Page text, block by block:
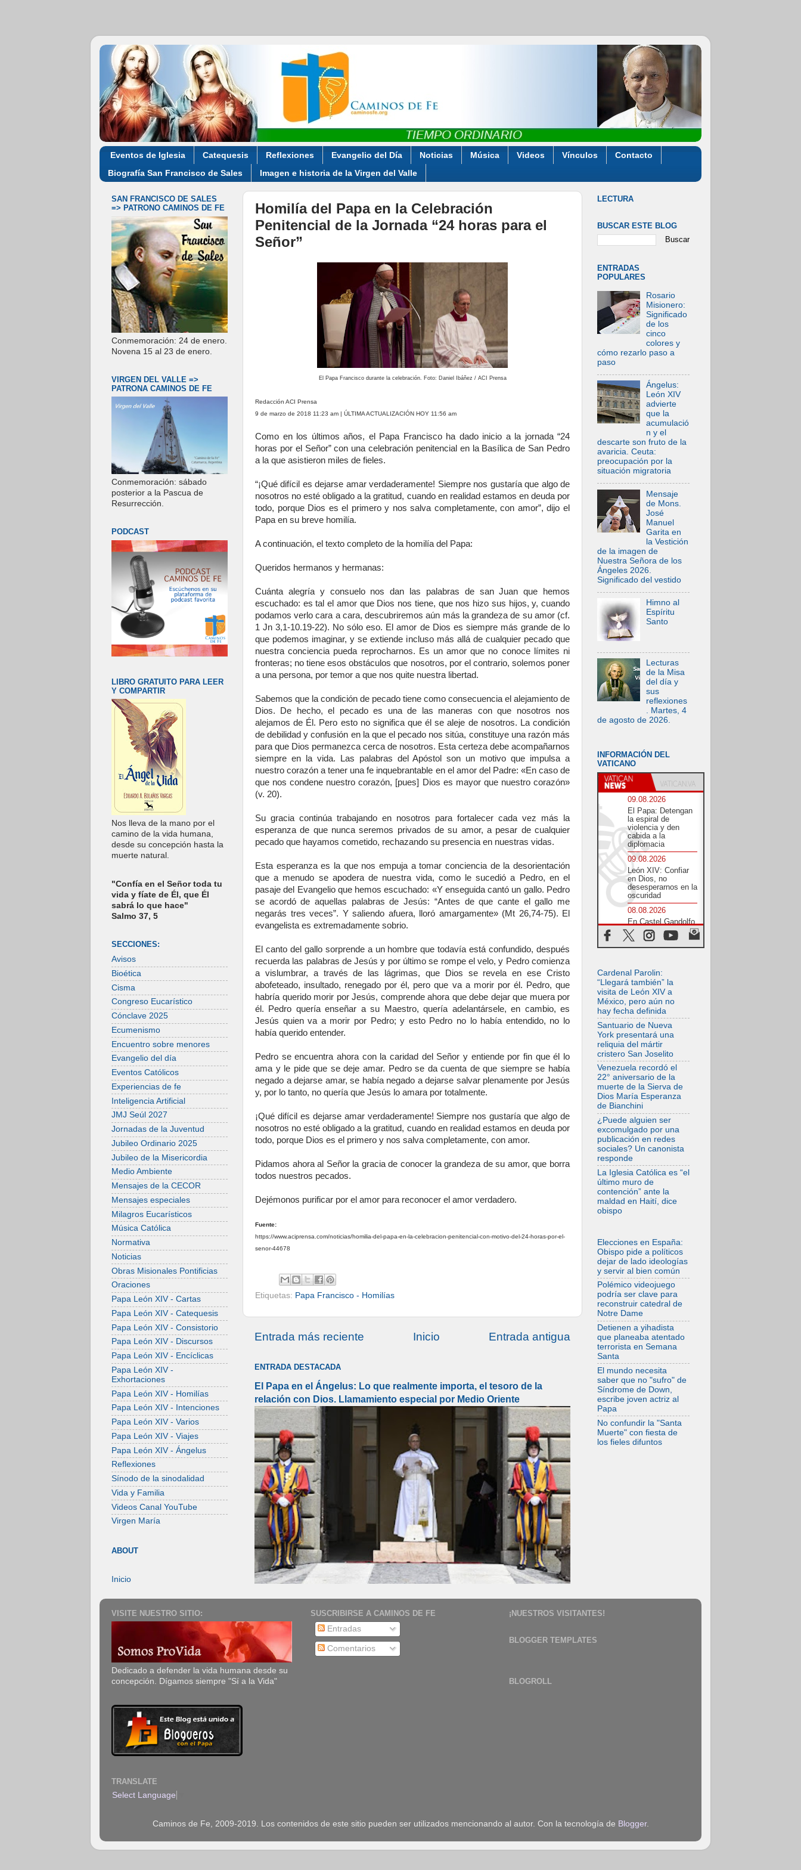
Eventos de Iglesia Catequesis Reflexiones Evangelio del Día Noticias Música Videos Vínculos
Contacto
Biografía San Francisco de Sales
Imagen e historia de la Virgen del Valle
Homilía del Papa en la Celebración
Penitencial de la Jornada “24 horas para el
Señor”
El Papa Francisco durante la celebración. Foto: Daniel Ibáñez / ACI Prensa
Redacción ACI Prensa
9 de marzo de 2018 11:23 am | ÚLTIMA ACTUALIZACIÓN HOY 11:56 am
Como en los últimos años, el Papa Francisco ha dado inicio a la jornada “24
horas por el Señor” con una celebración penitencial en la Basílica de San Pedro
a la que asistieron miles de fieles.
“¡Qué difícil es dejarse amar verdaderamente! Siempre nos gustaría que algo de
nosotros no esté obligado a la gratitud, cuando en realidad estamos en deuda por
todo, porque Dios es el primero y nos salva completamente, con amor”, dijo el
Papa en su breve homilía.
A continuación, el texto completo de la homilía del Papa:
Queridos hermanos y hermanas:
Cuánta alegría y consuelo nos dan las palabras de san Juan que hemos
escuchado: es tal el amor que Dios nos tiene, que nos hizo sus hijos, y, cuando
podamos verlo cara a cara, descubriremos aún más la grandeza de su amor (cf.
1 Jn 3,1-10.19-22). No sólo eso. El amor de Dios es siempre más grande de lo
que podemos imaginar, y se extiende incluso más allá de cualquier pecado que
nuestra conciencia pueda reprocharnos. Es un amor que no conoce límites ni
fronteras; no tiene esos obstáculos que nosotros, por el contrario, solemos poner
a una persona, por temor a que nos quite nuestra libertad.
Sabemos que la condición de pecado tiene como consecuencia el alejamiento de
Dios. De hecho, el pecado es una de las maneras con que nosotros nos
alejamos de Él. Pero esto no significa que él se aleje de nosotros. La condición
de debilidad y confusión en la que el pecado nos sitúa, constituye una razón más
para que Dios permanezca cerca de nosotros. Esta certeza debe acompañarnos
siempre en la vida. Las palabras del Apóstol son un motivo que impulsa a
nuestro corazón a tener una fe inquebrantable en el amor del Padre: «En caso de
que nos condene nuestro corazón, [pues] Dios es mayor que nuestro corazón»
(v. 20).
Su gracia continúa trabajando en nosotros para fortalecer cada vez más la
esperanza de que nunca seremos privados de su amor, a pesar de cualquier
pecado que hayamos cometido, rechazando su presencia en nuestras vidas.
Esta esperanza es la que nos empuja a tomar conciencia de la desorientación
que a menudo se apodera de nuestra vida, como le sucedió a Pedro, en el
pasaje del Evangelio que hemos escuchado: «Y enseguida cantó un gallo. Pedro
se acordó de aquellas palabras de Jesús: “Antes de que cante el gallo me
negarás tres veces”. Y saliendo afuera, lloró amargamente» (Mt 26,74-75). El
evangelista es extremadamente sobrio.
El canto del gallo sorprende a un hombre que todavía está confundido, después
recuerda las palabras de Jesús y por último se rompe el velo, y Pedro comienza
a vislumbrar, a través de las lágrimas, que Dios se revela en ese Cristo
abofeteado, insultado, renegado por él, pero que va a morir por él. Pedro, que
habría querido morir por Jesús, comprende ahora que debe dejar que muera por
él. Pedro quería enseñar a su Maestro, quería adelantársele, en cambio, es
Jesús quien va a morir por Pedro; y esto Pedro no lo había entendido, no lo
había querido entender.
Pedro se encuentra ahora con la caridad del Señor y entiende por fin que él lo
ama y le pide que se deje amar. Pedro se da cuenta de que siempre se había
negado a dejarse amar, se había negado a dejarse salvar plenamente por Jesús
y, por lo tanto, no quería que Jesús lo amara por totalmente.
¡Qué difícil es dejarse amar verdaderamente! Siempre nos gustaría que algo de
nosotros no esté obligado a la gratitud, cuando en realidad estamos en deuda por
todo, porque Dios es el primero y nos salva completamente, con amor.
Pidamos ahora al Señor la gracia de conocer la grandeza de su amor, que borra
todos nuestros pecados.
Dejémonos purificar por el amor para reconocer el amor verdadero.
Fuente:
https://www.aciprensa.com/noticias/homilia-del-papa-en-la-celebracion-penitencial-con-motivo-del-24-horas-por-el-
senor-44678
Etiquetas: Papa Francisco - Homilías
Entrada más reciente Entrada antigua
Inicio
ENTRADA DESTACADA
El Papa en el Ángelus: Lo que realmente importa, el tesoro de la
relación con Dios. Llamamiento especial por Medio Oriente
SAN FRANCISCO DE SALES
=> PATRONO CAMINOS DE FE
Conmemoración: 24 de enero.
Novena 15 al 23 de enero.
VIRGEN DEL VALLE =>
PATRONA CAMINOS DE FE
Conmemoración: sábado
posterior a la Pascua de
Resurrección.
PODCAST
LIBRO GRATUITO PARA LEER
Y COMPARTIR
Nos lleva de la mano por el
camino de la vida humana,
desde su concepción hasta la
muerte natural.
"Confía en el Señor toda tu
vida y fíate de Él, que Él
sabrá lo que hace"
Salmo 37, 5
SECCIONES:
Avisos
Bioética
Cisma
Congreso Eucarístico
Cónclave 2025
Ecumenismo
Encuentro sobre menores
Evangelio del día
Eventos Católicos
Experiencias de fe
Inteligencia Artificial
JMJ Seúl 2027
Jornadas de la Juventud
Jubileo Ordinario 2025
Jubileo de la Misericordia
Medio Ambiente
Mensajes de la CECOR
Mensajes especiales
Milagros Eucarísticos
Música Católica
Normativa
Noticias
Obras Misionales Pontificias
Oraciones
Papa León XIV - Cartas
Papa León XIV - Catequesis
Papa León XIV - Consistorio
Papa León XIV - Discursos
Papa León XIV - Encíclicas
Papa León XIV -
Exhortaciones
Papa León XIV - Homilías
Papa León XIV - Intenciones
Papa León XIV - Varios
Papa León XIV - Viajes
Papa León XIV - Ángelus
Reflexiones
Sínodo de la sinodalidad
Vida y Familia
Videos Canal YouTube
Virgen María
ABOUT
Inicio
LECTURA
BUSCAR ESTE BLOG
ENTRADAS
POPULARES
Rosario
Misionero:
Significado
de los
cinco
colores y
cómo rezarlo paso a
paso
Ángelus:
León XIV
advierte
que la
acumulació
n y el
descarte son fruto de la
avaricia. Ceuta:
preocupación por la
situación migratoria
Mensaje
de Mons.
José
Manuel
Garita en
la Vestición
de la imagen de
Nuestra Señora de los
Ángeles 2026.
Significado del vestido
Himno al
Espíritu
Santo
Lecturas
de la Misa
del día y
sus
reflexiones
. Martes, 4
de agosto de 2026.
INFORMACIÓN DEL
VATICANO
09.08.2026
El Papa: Detengan
la espiral de
violencia y den
cabida a la
diplomacia
09.08.2026
León XIV: Confiar
en Dios, no
desesperarnos en la
oscuridad
08.08.2026
En Castel Gandolfo,
el tapiz de Raffaello
sobre el sermón de
San Pablo
En Colombia, «la
paz no se compra
con una firma»
08.08.2026
En Venezuela
celebraron los 416
años del Santo
Cristo de La Grita
08.08.2026
El Papa: en Santa
Ágata
contemplamos la
victoria del amor
sobre la muerte
08.08.2026
León XIV visitará el
Santuario de la
Madre del Buen
Consejo de
Genazzano
07.08.2026
Filipinas: el
Vicariato Apostólico
de Calapán se
Honduras: Los
desplazados
invisibles de una
crisis olvidada
07.08.2026
Bokalic: "En
Argentina el Papa
León señalará el
compromiso del
cristiano"
Cardenal Parolin:
“Llegará también” la
visita de León XIV a
México, pero aún no
hay fecha definida
Santuario de Nueva
York presentará una
reliquia del mártir
cristero San Joselito
Venezuela recordó el
22° aniversario de la
muerte de la Sierva de
Dios María Esperanza
de Bianchini
¿Puede alguien ser
excomulgado por una
publicación en redes
sociales? Un canonista
responde
La Iglesia Católica es “el
último muro de
contención” ante la
maldad en Haití, dice
obispo
Elecciones en España:
Obispo pide a políticos
dejar de lado ideologías
y servir al bien común
Polémico videojuego
podría ser clave para
reconstruir catedral de
Notre Dame
Detienen a yihadista
que planeaba atentado
terrorista en Semana
Santa
El mundo necesita
saber que no "sufro" de
Síndrome de Down,
escribe joven actriz al
Papa
No confundir la "Santa
Muerte" con fiesta de
los fieles difuntos
VISITE NUESTRO SITIO:
Dedicado a defender la vida humana desde su
concepción. Dígamos siempre "Sí a la Vida"
TRANSLATE
Select Language
SUSCRIBIRSE A CAMINOS DE FE
Entradas
Comentarios
¡NUESTROS VISITANTES!
BLOGGER TEMPLATES
BLOGROLL
Caminos de Fe, 2009-2019. Los contenidos de este sitio pueden ser utilizados mencionando al autor. Con la tecnología de Blogger.